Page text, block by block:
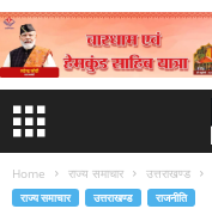
Home राज्य समाचार उत्तराखण्ड
राज्य समाचार उत्तराखण्ड राजनीति